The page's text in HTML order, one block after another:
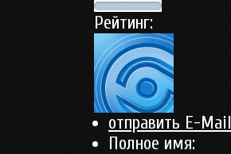
Рейтинг:
отправить E-Mail
Полное имя: